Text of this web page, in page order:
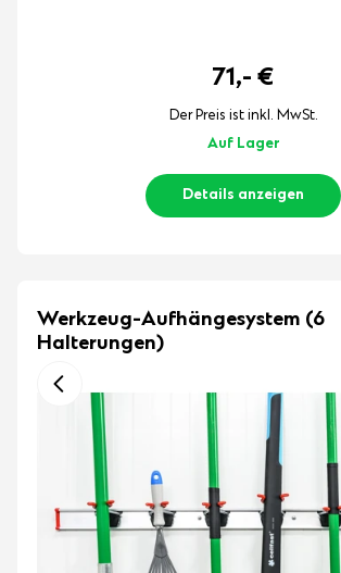
71,- €
Der Preis ist inkl. MwSt.
Auf Lager
Details anzeigen
Werkzeug-Aufhängesystem (6
Halterungen)